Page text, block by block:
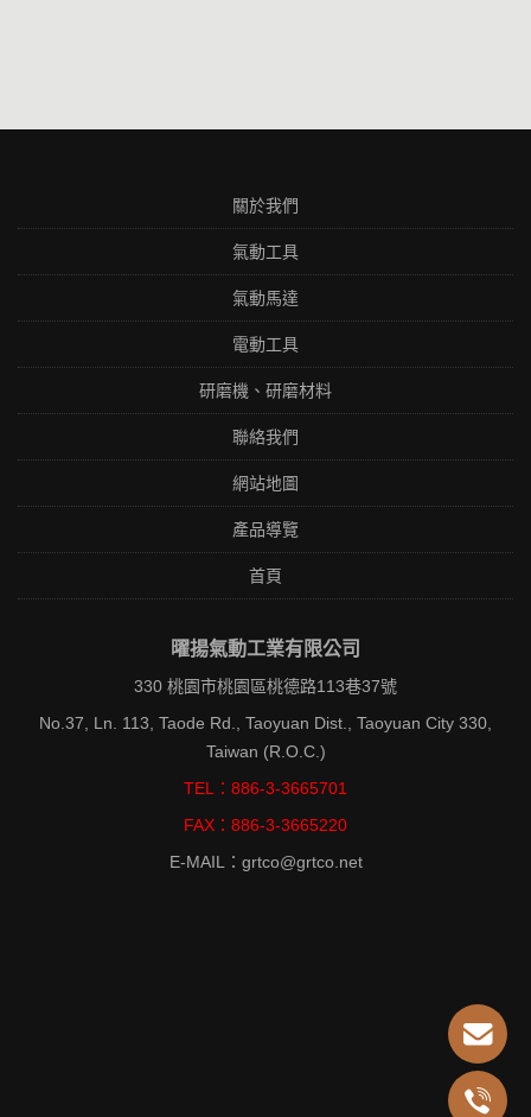
關於我們
氣動工具
氣動馬達
電動工具
研磨機、研磨材料
聯絡我們
網站地圖
產品導覽
首頁
曜揚氣動工業有限公司
330 桃園市桃園區桃德路113巷37號
No.37, Ln. 113, Taode Rd., Taoyuan Dist., Taoyuan City 330,
Taiwan (R.O.C.)
TEL：886-3-3665701
FAX：886-3-3665220
E-MAIL：grtco@grtco.net